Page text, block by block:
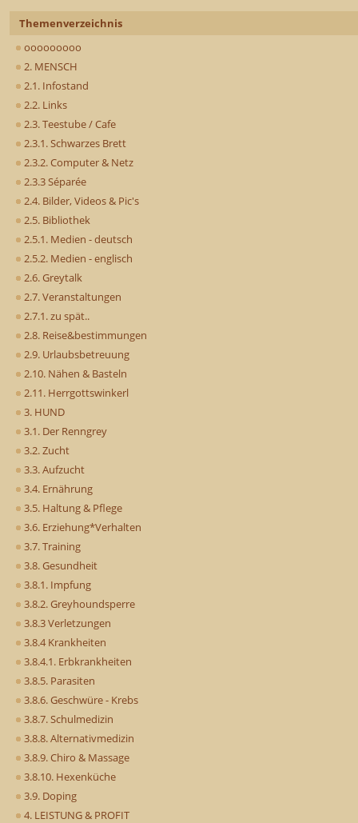
Themenverzeichnis
ooooooooo
2. MENSCH
2.1. Infostand
2.2. Links
2.3. Teestube / Cafe
2.3.1. Schwarzes Brett
2.3.2. Computer & Netz
2.3.3 Séparée
2.4. Bilder, Videos & Pic's
2.5. Bibliothek
2.5.1. Medien - deutsch
2.5.2. Medien - englisch
2.6. Greytalk
2.7. Veranstaltungen
2.7.1. zu spät..
2.8. Reise&bestimmungen
2.9. Urlaubsbetreuung
2.10. Nähen & Basteln
2.11. Herrgottswinkerl
3. HUND
3.1. Der Renngrey
3.2. Zucht
3.3. Aufzucht
3.4. Ernährung
3.5. Haltung & Pflege
3.6. Erziehung*Verhalten
3.7. Training
3.8. Gesundheit
3.8.1. Impfung
3.8.2. Greyhoundsperre
3.8.3 Verletzungen
3.8.4 Krankheiten
3.8.4.1. Erbkrankheiten
3.8.5. Parasiten
3.8.6. Geschwüre - Krebs
3.8.7. Schulmedizin
3.8.8. Alternativmedizin
3.8.9. Chiro & Massage
3.8.10. Hexenküche
3.9. Doping
4. LEISTUNG & PROFIT